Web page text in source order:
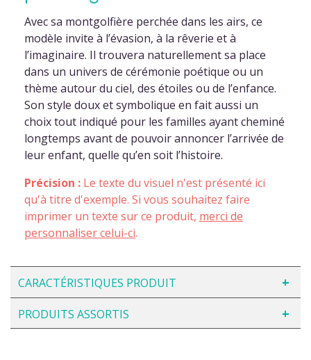
Avec sa montgolfière perchée dans les airs, ce
modèle invite à l’évasion, à la rêverie et à
l’imaginaire. Il trouvera naturellement sa place
dans un univers de cérémonie poétique ou un
thème autour du ciel, des étoiles ou de l’enfance.
Son style doux et symbolique en fait aussi un
choix tout indiqué pour les familles ayant cheminé
longtemps avant de pouvoir annoncer l’arrivée de
leur enfant, quelle qu’en soit l’histoire.
Précision : Le texte du visuel n'est présenté ici
qu'à titre d'exemple. Si vous souhaitez faire
imprimer un texte sur ce produit, merci de
personnaliser celui-ci.
CARACTÉRISTIQUES PRODUIT
PRODUITS ASSORTIS